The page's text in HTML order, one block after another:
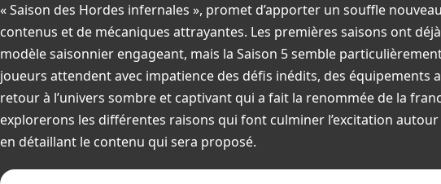
« Saison des Hordes infernales », promet d’apporter un souffle
contenus et de mécaniques attrayantes. Les premières saisons ont déjà
modèle saisonnier engageant, mais la Saison 5 semble
joueurs attendent avec impatience des défis inédits, des équipements
retour à l’univers sombre et captivant qui a fait la renommée de la
explorerons les différentes raisons qui font culminer l’excitation
en détaillant le contenu qui sera proposé.